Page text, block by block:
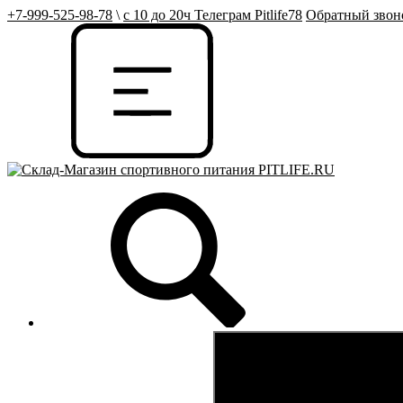
+7-999-525-98-78 \ с 10 до 20ч Телеграм Pitlife78 Обратный